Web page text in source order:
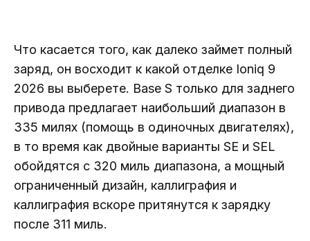
Что касается того, как далеко займет полный
заряд, он восходит к какой отделке Ioniq 9
2026 вы выберете. Base S только для заднего
привода предлагает наибольший диапазон в
335 милях (помощь в одиночных двигателях),
в то время как двойные варианты SE и SEL
обойдятся с 320 миль диапазона, а мощный
ограниченный дизайн, каллиграфия и
каллиграфия вскоре притянутся к зарядку
после 311 миль.